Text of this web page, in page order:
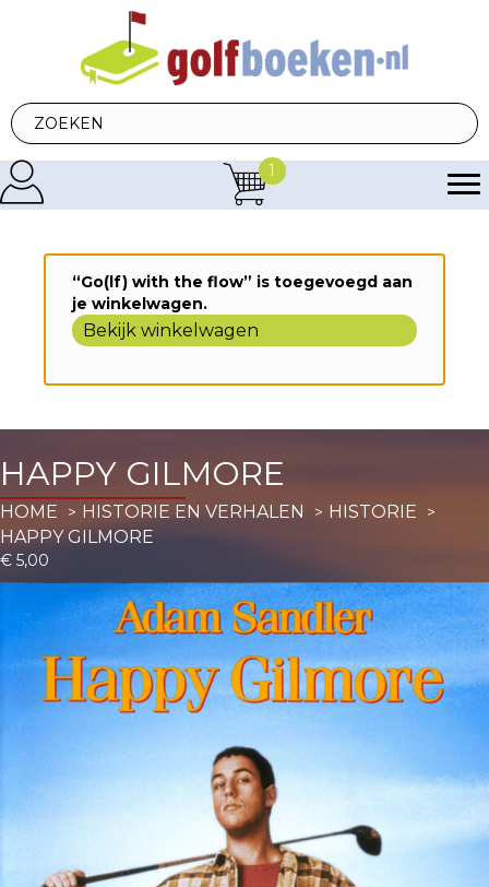
1
“Go(lf) with the flow” is toegevoegd aan
je winkelwagen.
Bekijk winkelwagen
HAPPY GILMORE
HOME HISTORIE EN VERHALEN
HISTORIE
HAPPY GILMORE
€ 5,00